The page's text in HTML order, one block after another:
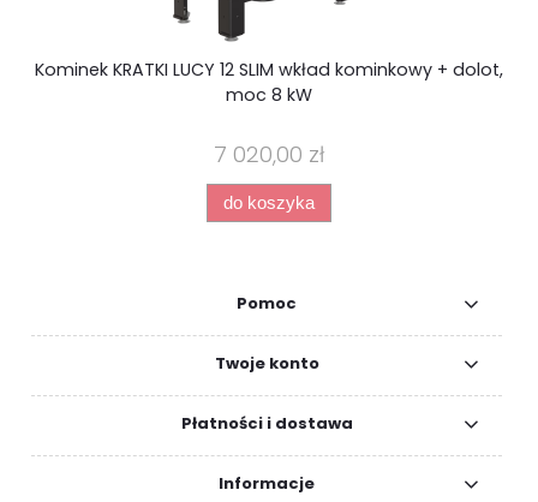
Kominek KRATKI LUCY 12 SLIM wkład kominkowy + dolot,
moc 8 kW
7 020,00 zł
do koszyka
Pomoc
Twoje konto
Płatności i dostawa
Informacje